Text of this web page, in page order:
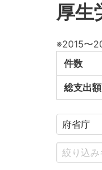
厚生
※2015〜
件数
総支出額